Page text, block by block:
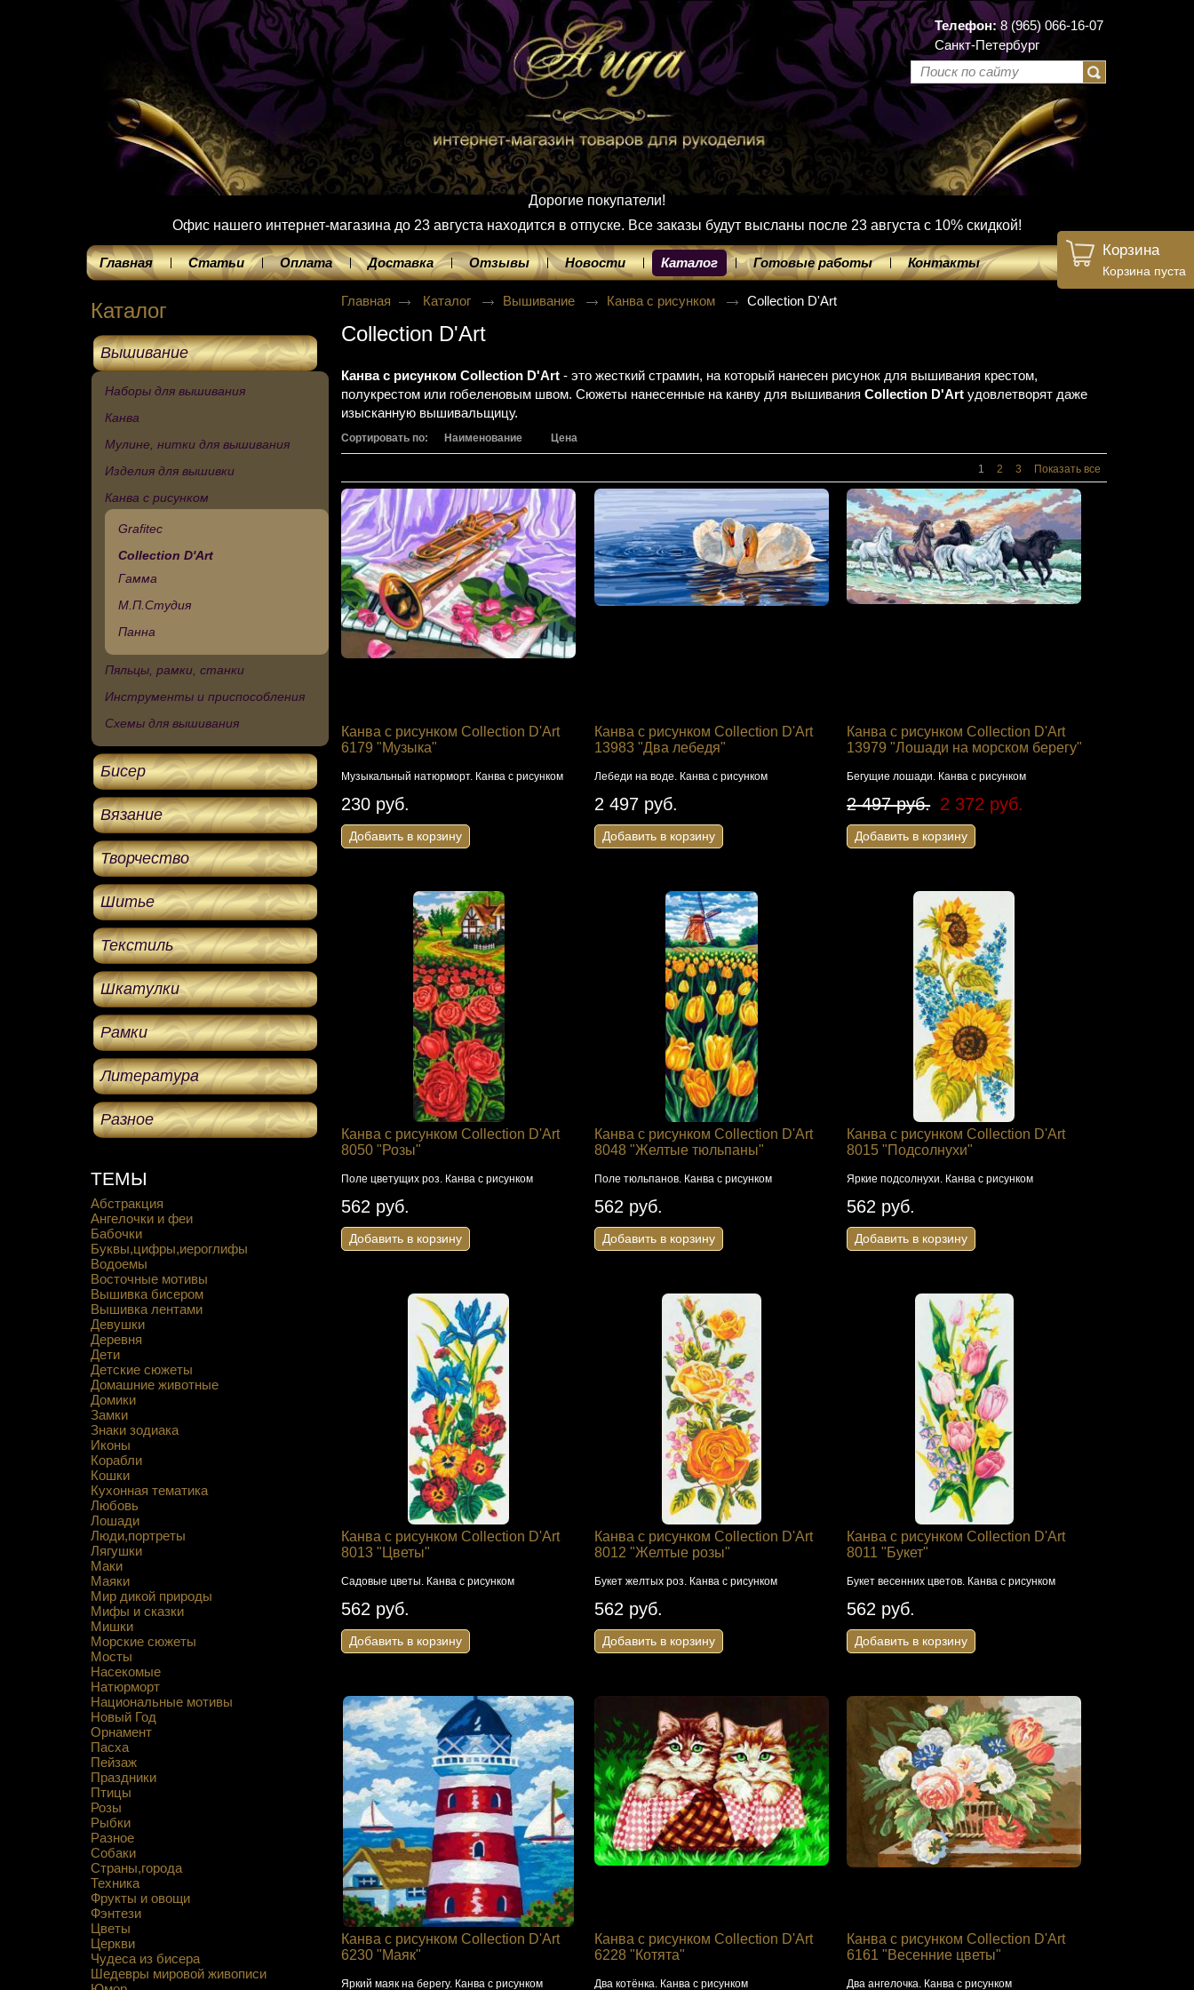
Телефон:8 (965) 066-16-07
Санкт-Петербург
Дорогие покупатели!
Офис нашего интернет-магазина до 23 августа находится в отпуске. Все заказы будут высланы после 23 августа с 10% скидкой!
Главная Статьи Оплата Доставка Отзывы Новости Каталог Готовые работы Контакты
Каталог
Вышивание
Наборы для вышивания
Канва
Мулине, нитки для вышивания
Изделия для вышивки
Канва с рисунком
Grafitec
Collection D'Art
Гамма
М.П.Студия
Панна
Пяльцы, рамки, станки
Инструменты и приспособления
Схемы для вышивания
Бисер
Вязание
Творчество
Шитье
Текстиль
Шкатулки
Рамки
Литература
Разное
Корзина
Корзина пуста
ТЕМЫ
Абстракция
Ангелочки и феи
Бабочки
Буквы,цифры,иероглифы
Водоемы
Восточные мотивы
Вышивка бисером
Вышивка лентами
Девушки
Деревня
Дети
Детские сюжеты
Домашние животные
Домики
Замки
Знаки зодиака
Иконы
Корабли
Кошки
Кухонная тематика
Любовь
Лошади
Люди,портреты
Лягушки
Маки
Маяки
Мир дикой природы
Мифы и сказки
Мишки
Морские сюжеты
Мосты
Насекомые
Натюрморт
Национальные мотивы
Новый Год
Орнамент
Пасха
Пейзаж
Праздники
Птицы
Розы
Рыбки
Разное
Собаки
Страны,города
Техника
Фрукты и овощи
Фэнтези
Цветы
Церкви
Чудеса из бисера
Шедевры мировой живописи
Главная Каталог Вышивание Канва с рисунком Collection D'Art
Collection D'Art
Канва с рисунком Collection D'Art- это жесткий страмин, на который нанесен рисунок для вышивания крестом,
полукрестом или гобеленовым швом. Сюжеты нанесенные на канву для вышиванияCollection D'Art удовлетворят даже
изысканную вышивальщицу.
Сортировать по: Наименование Цена
1 2 3 Показать все
Канва с рисунком Collection D'Art
6179 "Музыка"
Музыкальный натюрморт. Канва с рисунком
230 руб.
Добавить в корзину
Канва с рисунком Collection D'Art
13983 "Два лебедя"
Лебеди на воде. Канва с рисунком
2 497 руб.
Добавить в корзину
Канва с рисунком Collection D'Art
13979 "Лошади на морском берегу"
Бегущие лошади. Канва с рисунком
2 497 руб. 2 372 руб.
Добавить в корзину
Канва с рисунком Collection D'Art
8050 "Розы"
Поле цветущих роз. Канва с рисунком
562 руб.
Добавить в корзину
Канва с рисунком Collection D'Art
8048 "Желтые тюльпаны"
Поле тюльпанов. Канва с рисунком
562 руб.
Добавить в корзину
Канва с рисунком Collection D'Art
8015 "Подсолнухи"
Яркие подсолнухи. Канва с рисунком
562 руб.
Добавить в корзину
Канва с рисунком Collection D'Art
8013 "Цветы"
Садовые цветы. Канва с рисунком
562 руб.
Добавить в корзину
Канва с рисунком Collection D'Art
8012 "Желтые розы"
Букет желтых роз. Канва с рисунком
562 руб.
Добавить в корзину
Канва с рисунком Collection D'Art
8011 "Букет"
Букет весенних цветов. Канва с рисунком
562 руб.
Добавить в корзину
Канва с рисунком Collection D'Art
6230 "Маяк"
Яркий маяк на берегу. Канва с рисунком
Канва с рисунком Collection D'Art
6228 "Котята"
Два котёнка. Канва с рисунком
Канва с рисунком Collection D'Art
6161 "Весенние цветы"
Два ангелочка. Канва с рисунком